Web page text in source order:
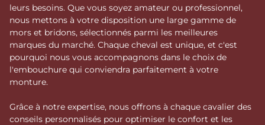
leurs besoins. Que vous soyez amateur ou professionnel,
nous mettons à votre disposition une large gamme de
mors et bridons, sélectionnés parmi les meilleures
marques du marché. Chaque cheval est unique, et c'est
pourquoi nous vous accompagnons dans le choix de
l'embouchure qui conviendra parfaitement à votre
monture.
Grâce à notre expertise, nous offrons à chaque cavalier des
conseils personnalisés pour optimiser le confort et les